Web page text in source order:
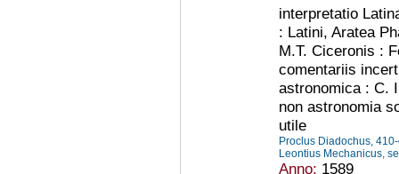
interpretatio
: Latini, Aratea
M.T. Ciceronis :
comentariis
astronomica : C.
non astronomia
utile
Proclus Diadochus,
Leontius Mechanicus,
Anno: 1589